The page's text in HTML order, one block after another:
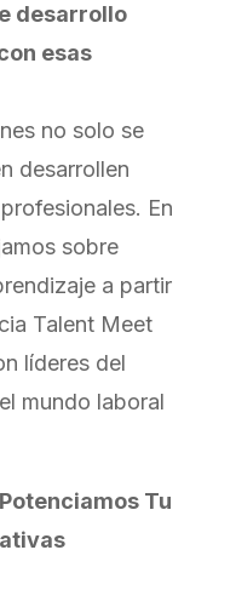
desarrollo
esas
no solo se
desarrollen
En
sobre
a partir
Talent Meet
líderes del
mundo laboral
Tu